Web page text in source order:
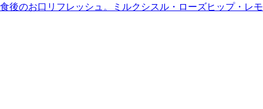
食後のお口リフレッシュ。ミルクシスル・ローズヒップ・レ